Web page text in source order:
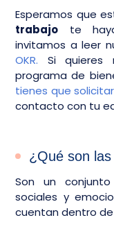
Esperamos que
trabajo te
invitamos a leer
OKR. Si quieres
programa de
tienes que
contacto con tu
¿Qué son
Son un
sociales y
cuentan dentro